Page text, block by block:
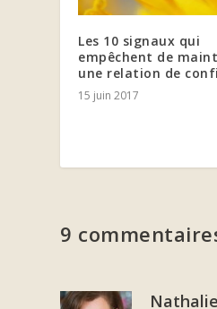
Les 10 signaux qui
empêchent de
une relation de
15 juin 2017
9